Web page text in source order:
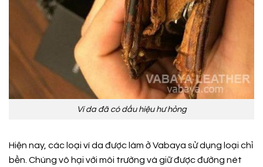
Ví da đã có dấu hiệu hư hỏng
Hiện nay, các loại ví da được làm ở Vabaya sử dụng loại chỉ
bền. Chúng vô hại với môi trường và giữ được đường nét